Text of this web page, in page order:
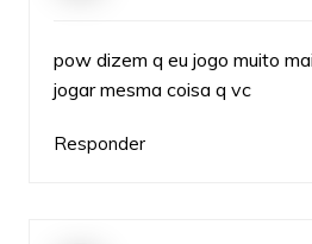
pow dizem q eu jogo muito
jogar mesma coisa q vc
Responder